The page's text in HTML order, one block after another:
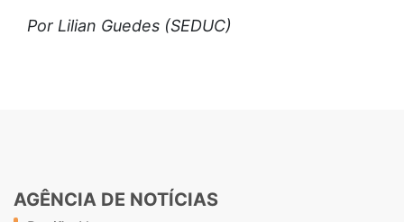
Por Lilian Guedes (SEDUC)
AGÊNCIA DE NOTÍCIAS